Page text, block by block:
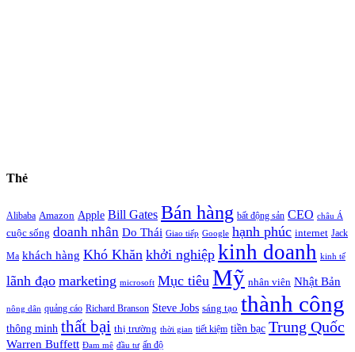
Thẻ
Alibaba Amazon Apple Bill Gates Bán hàng bất động sản CEO châu Á
cuộc sống doanh nhân Do Thái Giao tiếp Google hạnh phúc internet Jack
Ma khách hàng Khó Khăn khởi nghiệp kinh doanh kinh tế
lãnh đạo marketing microsoft Mục tiêu Mỹ nhân viên Nhật Bản
nông dân quảng cáo Richard Branson Steve Jobs sáng tạo thành công
thông minh thất bại thị trường thời gian tiết kiệm tiền bạc Trung Quốc
Warren Buffett Đam mê đầu tư ấn độ